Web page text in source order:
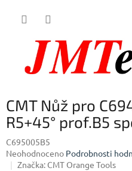
CMT Nůž pro
R5+45° prof.B5
C695005B5
Průměrné
hodnocení
Neohodnoceno Podrobnosti
Značka: CMT Orange Tools